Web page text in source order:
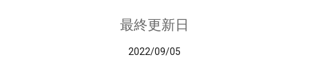
最終更新日
2022/09/05